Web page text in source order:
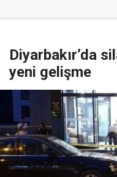
Diyarbakır’da
yeni gelişme